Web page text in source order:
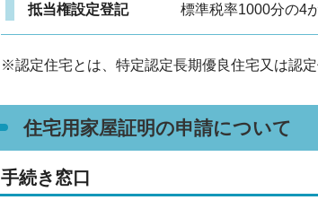
抵当権設定登記 標準税率1000分の4
※認定住宅とは、特定認定長期優良住宅又は認定
住宅用家屋証明の申請について
手続き窓口